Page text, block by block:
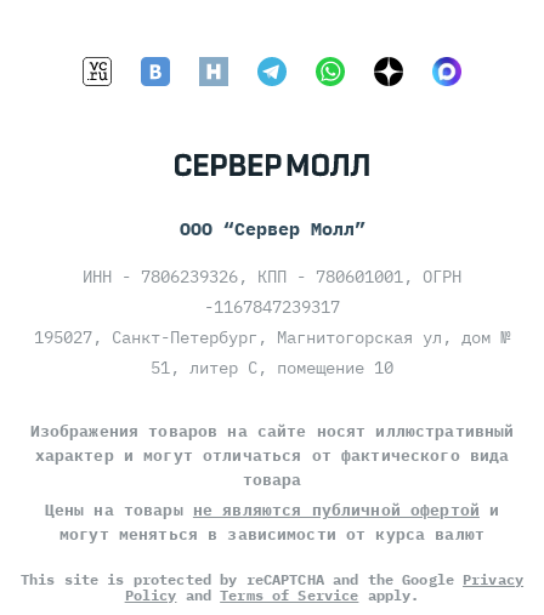
ООО “Сервер Молл”
ИНН - 7806239326, КПП - 780601001, ОГРН
-1167847239317
195027, Санкт-Петербург, Магнитогорская ул, дом №
51, литер С, помещение 10
Изображения товаров на сайте носят иллюстративный
характер и могут отличаться от фактического вида
товара
Цены на товары не являются публичной офертой и
могут меняться в зависимости от курса валют
This site is protected by reCAPTCHA and the Google Privacy
Policy andTerms of Service apply.